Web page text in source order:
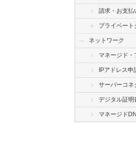
請求・お支払
プライベート
ネットワーク
マネージド
IPアドレス
サーバーコネ
デジタル証明
マネージド